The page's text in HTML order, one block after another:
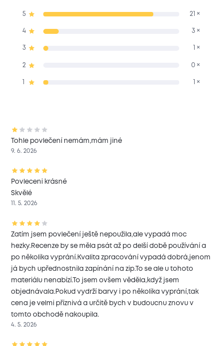
5 21 ×
4 3 ×
3 1 ×
2 0 ×
1 ×
Tohle povlečení nemám,mám jiné
9. 6. 2026
Povleceni krásné
Skvělé
11. 5. 2026
Zatím jsem povlečení ještě nepoužila,ale vypadá moc
hezky.Recenze by se měla psát až po delší době používání a
po několika vyprání.Kvalita zpracování vypadá dobrá,jenom
já bych upřednostnila zapínání na zip.To se ale u tohoto
materiálu nenabízí.To jsem ovšem věděla,když jsem
objednávala.Pokud vydrží barvy i po několika vyprání,tak
cena je velmi příznivá a určitě bych v budoucnu znovu v
tomto obchodě nakoupila.
4. 5. 2026